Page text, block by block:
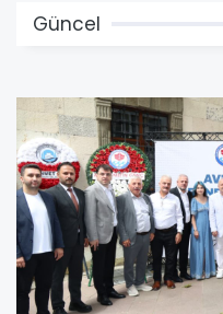
Güncel